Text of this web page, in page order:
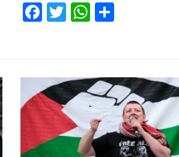
Facebook
TwitterWhatsApp